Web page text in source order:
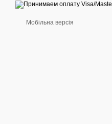
Мобільна версія